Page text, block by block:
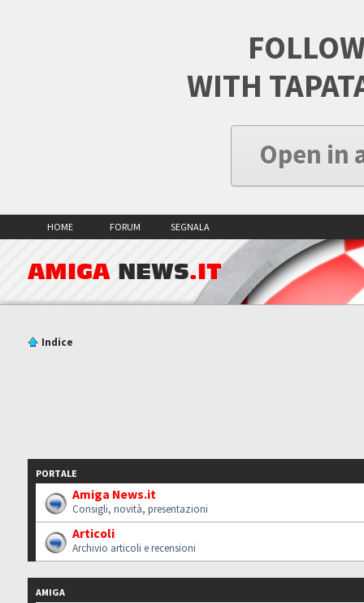
WITH
Open in
HOME FORUM SEGNALA
AMIGA NEWS.IT
Indice
PORTALE
Amiga News.it
Consigli, novità, presentazioni
Articoli
Archivio articoli e recensioni
AMIGA